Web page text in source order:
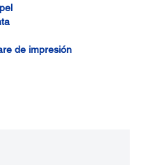
de impresión